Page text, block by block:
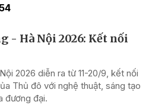
- Hà Nội 2026: Kết nối
2026 diễn ra từ 11-20/9, kết nối
Thủ đô với nghệ thuật, sáng tạo
đương đại.